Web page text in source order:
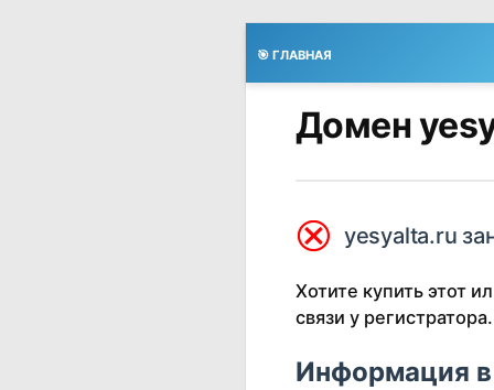
🎯 ГЛАВНАЯ
Домен
⮿ yesyalta.ru
Хотите купить этот
связи у регистратора.
Информация в